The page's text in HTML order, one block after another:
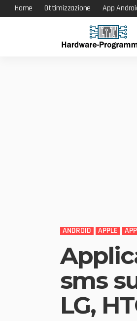
Home Ottimizzazione App
ANDROID APPLE
sms
LG,